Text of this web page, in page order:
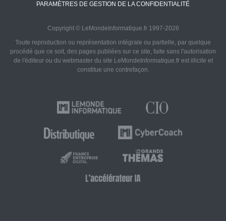
PARAMÈTRES DE GESTION DE LA CONFIDENTIALITÉ
Copyright © LeMondeInformatique.fr 1997-2026
Toute reproduction ou représentation intégrale ou partielle, par quelque
procédé que ce soit, des pages publiées sur ce site, faite sans l'autorisation
de l'éditeur ou du webmaster du site LeMondeInformatique.fr est illicite et
constitue une contrefaçon.